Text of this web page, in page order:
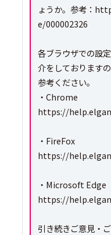
ょうか。参考：
e/000002326
各ブラウザでの設
介をしております
参考ください。
・Chrome
https://
・FireFox
https://
・Microsoft Edge
https://
引き続きご意見・